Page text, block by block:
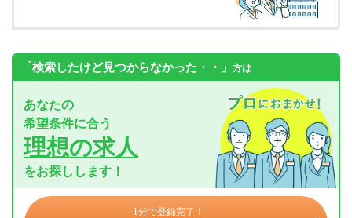
「検索したけど見つからなかった・・」 方は
あなたの
希望条件に合う
理想の求人
をお探しします！
1分で登録完了！